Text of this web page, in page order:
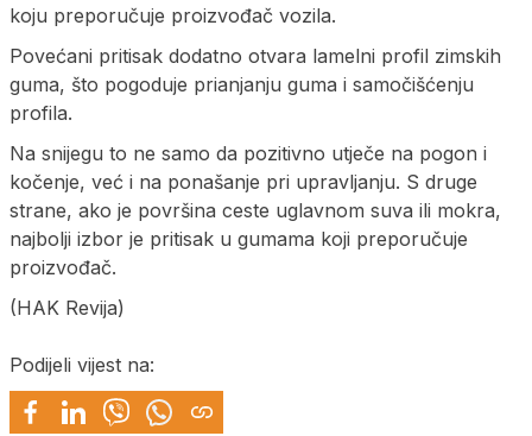
koju preporučuje proizvođač vozila.
Povećani pritisak dodatno otvara lamelni profil zimskih
guma, što pogoduje prianjanju guma i samočišćenju
profila.
Na snijegu to ne samo da pozitivno utječe na pogon i
kočenje, već i na ponašanje pri upravljanju. S druge
strane, ako je površina ceste uglavnom suva ili mokra,
najbolji izbor je pritisak u gumama koji preporučuje
proizvođač.
(HAK Revija)
Podijeli vijest na: